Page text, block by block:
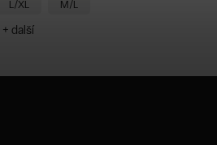
L/XL M/L
+ další